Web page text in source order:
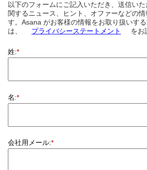
以下のフォームにご記入いただき、送信い
関するニュース、ヒント、オファーなどの
す。Asana がお客様の情報をお取り扱いす
は、
プライバシーステートメント をお
*
姓:
*
名:
*
会社用メール: